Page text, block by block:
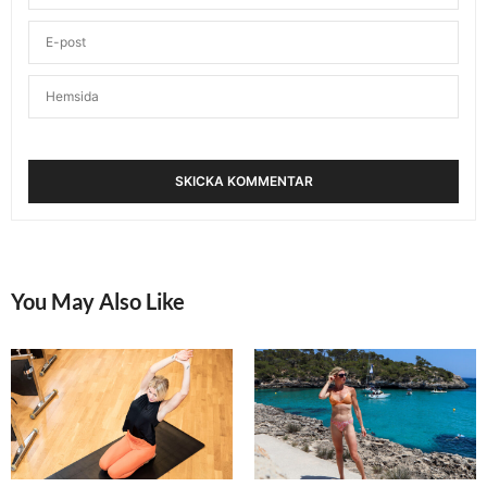
SEPTEMBER 2, 2016 KL. 5:11 E M
Starkt gjort! Anledningen till att jag inte springer
med alla människor överallt, tycker jag så som mitt
andra plan. Jag föredrar löpning i naturen och i
lugn och ro, själv eller med en kompis och på en
upp, även om jag förstår att det är roligt att
springa lopp och samla km och förbättra tider osv
sen när barnen är utflugna, med tanke på hur
snabbt tiden går så är det ju troligen snart ;o)
Det var väldigt roligt att ses igår! Stor kram!
ANNA LISSJANIS SKRIVER:
You May Also Like